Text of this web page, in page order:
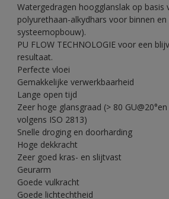
Watergedragen hoogglanslak op basis
polyurethaan-alkydhars voor binnen
systeemopbouw).
PU FLOW TECHNOLOGIE voor een
resultaat.
Perfecte vloei
Gemakkelijke verwerkbaarheid
Lange open tijd
Zeer hoge glansgraad (> 80 GU@20°en
volgens ISO 2813)
Snelle droging en doorharding
Hoge dekkracht
Zeer goed kras- en slijtvast
Geurarm
Goede vulkracht
Goede lichtechtheid